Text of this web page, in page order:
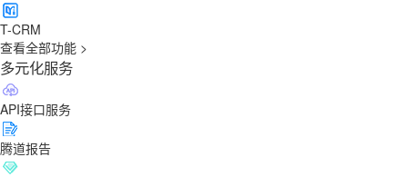
T-CRM
查看全部功能 >
多元化服务
API接口服务
腾道报告